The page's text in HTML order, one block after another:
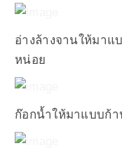
อ่างล้างจานให้มา
หน่อย
ก๊อกน้ำให้มาแบบก้า